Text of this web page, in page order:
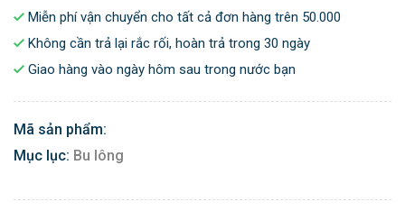
Miễn phí vận chuyển cho tất cả đơn hàng trên 50.000
Không cần trả lại rắc rối, hoàn trả trong 30 ngày
Giao hàng vào ngày hôm sau trong nước bạn
Mã sản phẩm:
Mục lục: Bu lông